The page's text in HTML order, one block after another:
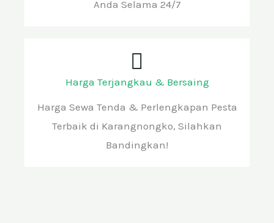
Anda Selama 24/7
Harga Terjangkau & Bersaing
Harga Sewa Tenda & Perlengkapan Pesta
Terbaik di Karangnongko, Silahkan
Bandingkan!